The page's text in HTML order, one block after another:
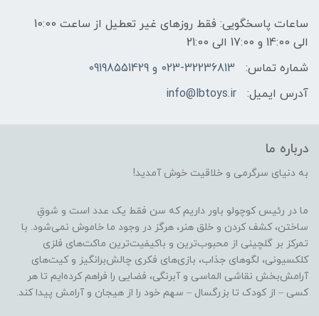
ساعات پاسخگویی: فقط روزهای غیر تعطیل از ساعت 10:00
الی 14:00 و 17:00 الی 21:00
شماره تماس:
023-32236813 و 09198551429
آدرس ایمیل:
info@lbtoys.ir
درباره ما
به دنیای سرگرمی و خلاقیت خوش آمدید!
ما در رئیس کوچولو باور داریم که سن فقط یک عدد است و شوقِ
ساختن، کشف کردن و خلق هنر، هرگز در وجود ما خاموش نمی‌شود. با
تمرکز بر گلچینی از محبوب‌ترین و باکیفیت‌ترین ماکت‌های فلزی
کلکسیونی، لگوهای جذاب، بازی‌های فکری چالش‌برانگیز و کیت‌های
آرامش‌بخش نقاشی الماسی و آبرنگی، فضایی را فراهم کرده‌ایم تا هر
کسی – از کودک تا بزرگسال – سهم خود را از هیجان و آرامش پیدا کند.